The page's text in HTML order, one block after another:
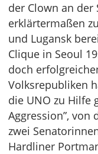
der Clown an der
erklärtermaßen
und Lugansk
Clique in Seoul
doch
Volksrepubliken
die UNO zu Hilfe
Aggression”, von
zwei
Hardliner